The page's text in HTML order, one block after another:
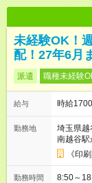
未経験OK！
配！27年6月
派遣 職種未経験
給与 時給
勤務地
埼玉県越
南越谷
《印
勤務時間 8:50～